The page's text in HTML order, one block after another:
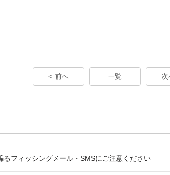
前へ 一覧 次
フィッシングメール・SMSにご注意ください